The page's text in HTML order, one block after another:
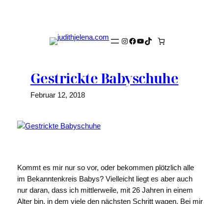
Instagram
Facebook
YouTube
TikTok
Gestrickte Babyschuhe
Februar 12, 2018
Kommt es mir nur so vor, oder bekommen plötzlich alle
im Bekanntenkreis Babys? Vielleicht liegt es aber auch
nur daran, dass ich mittlerweile, mit 26 Jahren in einem
Alter bin, in dem viele den nächsten Schritt wagen. Bei mir